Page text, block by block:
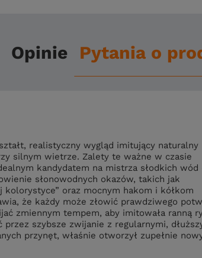
Opinie Pytania o
realistyczny wygląd imitujący naturalny
silnym wietrze. Zalety te ważne w czasie
kandydatem na mistrza słodkich
słonowodnych okazów, takich jak
kolorystyce” oraz mocnym hakom i kółkom
że każdy może złowić prawdziwego
zmiennym tempem, aby imitowała ranną
szybsze zwijanie z regularnymi,
przynęt, właśnie otworzył zupełnie